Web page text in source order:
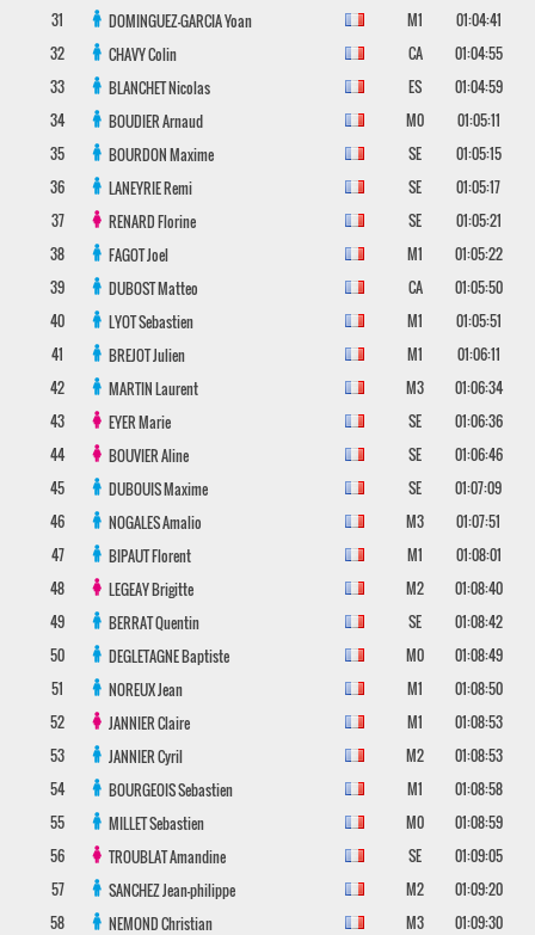
31
DOMINGUEZ-GARCIAYoan M1
01:04:41
32
CHAVYColin CA
01:04:55
33
BLANCHETNicolas ES
01:04:59
34
BOUDIERArnaud M0
01:05:11
35
BOURDONMaxime SE
01:05:15
36
LANEYRIERemi SE
01:05:17
37
RENARDFlorine SE
01:05:21
38
FAGOTJoel M1
01:05:22
39
DUBOSTMatteo CA
01:05:50
40
LYOTSebastien M1
01:05:51
41
BREJOTJulien M1
01:06:11
42
MARTINLaurent M3
01:06:34
43
EYERMarie SE
01:06:36
44
BOUVIERAline SE
01:06:46
45
DUBOUISMaxime SE
01:07:09
46
NOGALESAmalio M3
01:07:51
47
BIPAUTFlorent M1
01:08:01
48
LEGEAYBrigitte M2
01:08:40
49
BERRATQuentin SE
01:08:42
50
DEGLETAGNEBaptiste M0
01:08:49
51
NOREUXJean M1
01:08:50
52
JANNIERClaire M1
01:08:53
53
JANNIERCyril M2
01:08:53
54
BOURGEOISSebastien M1
01:08:58
55
MILLETSebastien M0
01:08:59
56
TROUBLATAmandine SE
01:09:05
57
SANCHEZJean-philippe M2
01:09:20
58
NEMONDChristian M3 01:09:30